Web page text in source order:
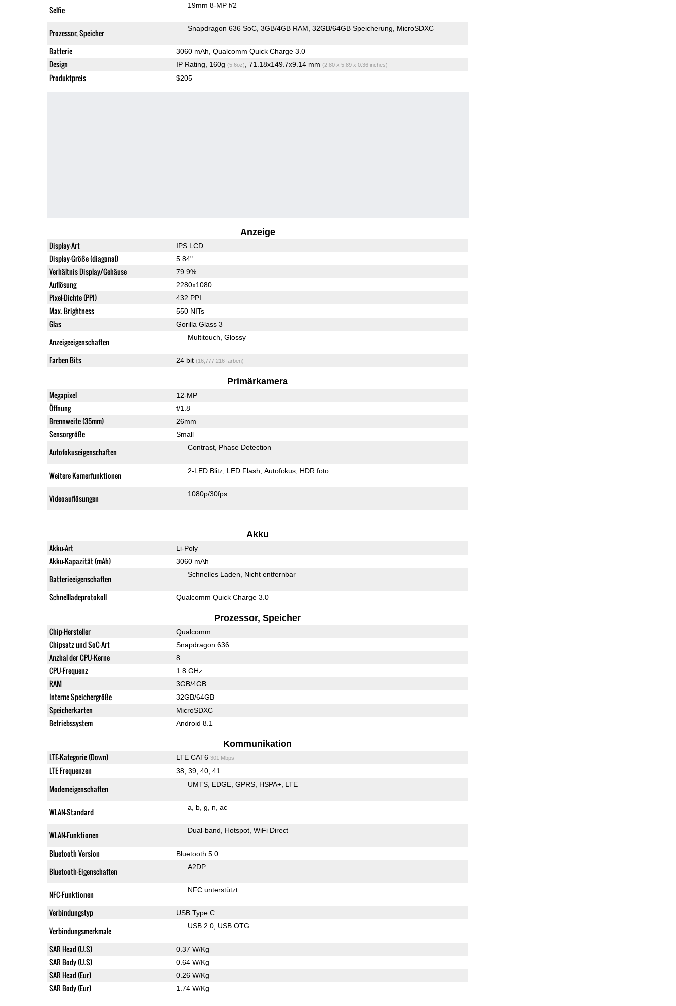
Selfie 19mm 8-MP f/2
Prozessor, Speicher Snapdragon 636 SoC 3GB/4GB RAM 32GB/64GB Speicherung MicroSDXC
Batterie 3060 mAh, Qualcomm Quick Charge 3.0
Design IP Rating, 160g (5.6oz) , 71.18x149.7x9.14 mm (2.80 x 5.89 x 0.36 inches)
Produktpreis $205
Anzeige
Display-Art IPS LCD
Display-Größe (diagonal) 5.84"
Verhältnis Display/Gehäuse 79.9%
Auflösung 2280x1080
Pixel-Dichte (PPI) 432 PPI
Max. Brightness 550 NITs
Glas Gorilla Glass 3
Anzeigeeigenschaften Multitouch Glossy
Farben Bits 24 bit (16,777,216 farben)
Primärkamera
Megapixel 12-MP
Öffnung f/1.8
Brennweite (35mm) 26mm
Sensorgröße Small
Autofokuseigenschaften Contrast Phase Detection
Weitere Kamerfunktionen 2-LED Blitz LED Flash Autofokus HDR foto
Videoauflösungen 1080p/30fps
Akku
Akku-Art Li-Poly
Akku-Kapazität (mAh) 3060 mAh
Batterieeigenschaften Schnelles Laden Nicht entfernbar
Schnellladeprotokoll Qualcomm Quick Charge 3.0
Prozessor, Speicher
Chip-Hersteller Qualcomm
Chipsatz und SoC-Art Snapdragon 636
Anzhal der CPU-Kerne 8
CPU-Frequenz 1.8 GHz
RAM 3GB/4GB
Interne Speichergröße 32GB/64GB
Speicherkarten MicroSDXC
Betriebssystem Android 8.1
Kommunikation
LTE-Kategorie (Down) LTE CAT6 301 Mbps
LTE Frequenzen 38, 39, 40, 41
Modemeigenschaften UMTS EDGE GPRS HSPA+ LTE
WLAN-Standard a b g n ac
WLAN-Funktionen Dual-band Hotspot WiFi Direct
Bluetooth Version Bluetooth 5.0
Bluetooth-Eigenschaften A2DP
NFC-Funktionen NFC unterstützt
Verbindungstyp USB Type C
Verbindungsmerkmale USB 2.0 USB OTG
SAR Head (U.S) 0.37 W/Kg
SAR Body (U.S) 0.64 W/Kg
SAR Head (Eur) 0.26 W/Kg
SAR Body (Eur) 1.74 W/Kg